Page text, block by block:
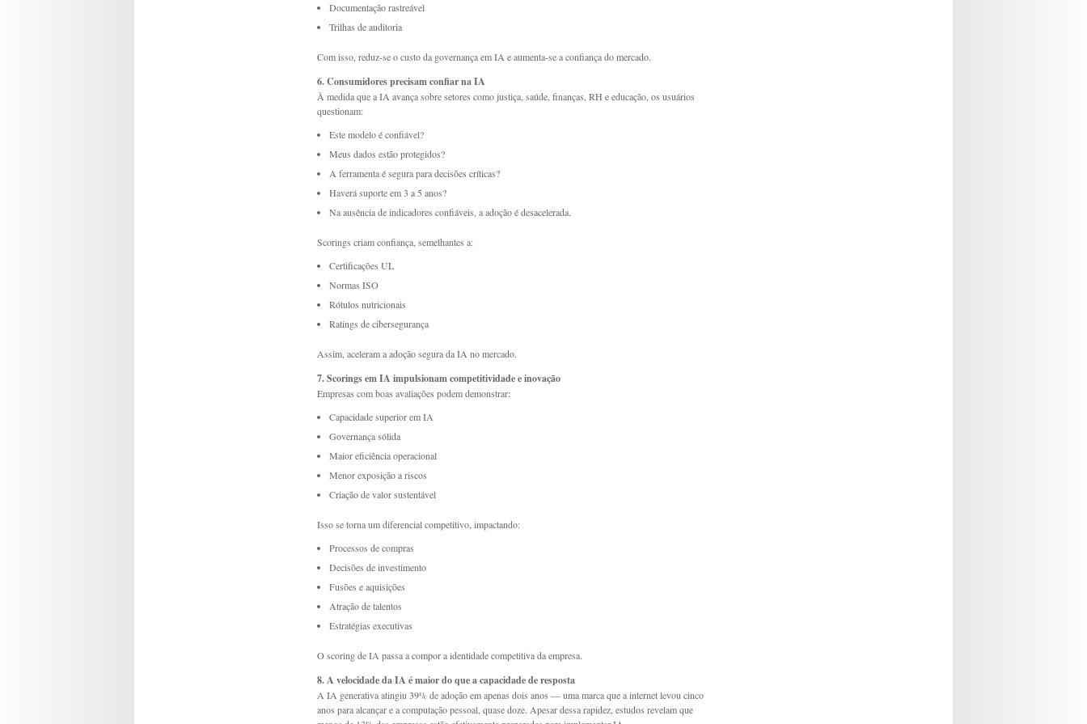
Documentação rastreável
Trilhas de auditoria
Com isso, reduz-se o custo da governança em IA e aumenta-se a confiança do mercado.
6. Consumidores precisam confiar na IA
À medida que a IA avança sobre setores como justiça, saúde, finanças, RH e educação, os usuários
questionam:
Este modelo é confiável?
Meus dados estão protegidos?
A ferramenta é segura para decisões críticas?
Haverá suporte em 3 a 5 anos?
Na ausência de indicadores confiáveis, a adoção é desacelerada.
Scorings criam confiança, semelhantes a:
Certificações UL
Normas ISO
Rótulos nutricionais
Ratings de cibersegurança
Assim, aceleram a adoção segura da IA no mercado.
7. Scorings em IA impulsionam competitividade e inovação
Empresas com boas avaliações podem demonstrar:
Capacidade superior em IA
Governança sólida
Maior eficiência operacional
Menor exposição a riscos
Criação de valor sustentável
Isso se torna um diferencial competitivo, impactando:
Processos de compras
Decisões de investimento
Fusões e aquisições
Atração de talentos
Estratégias executivas
O scoring de IA passa a compor a identidade competitiva da empresa.
8. A velocidade da IA é maior do que a capacidade de resposta
A IA generativa atingiu 39% de adoção em apenas dois anos — uma marca que a internet levou cinco
anos para alcançar e a computação pessoal, quase doze. Apesar dessa rapidez, estudos revelam que